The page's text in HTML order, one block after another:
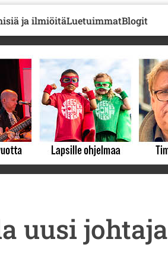
ja ilmiöitäLuetuimmatBlogit
uusi johtaja